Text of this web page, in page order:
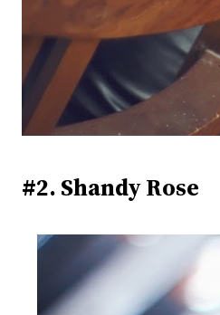
#2. Shandy Rose